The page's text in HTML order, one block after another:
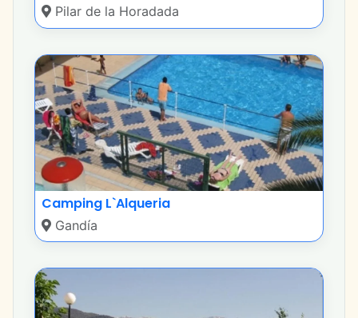
Pilar de la Horadada
Camping L`Alqueria
Gandía